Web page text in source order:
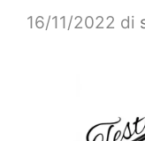
16/11/2022 di